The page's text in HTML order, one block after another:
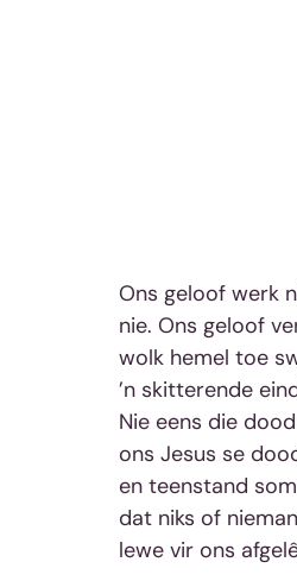
Ons geloof werk
nie. Ons geloof
wolk hemel toe
’n skitterende
Nie eens die
ons Jesus se
en teenstand
dat niks of
lewe vir ons